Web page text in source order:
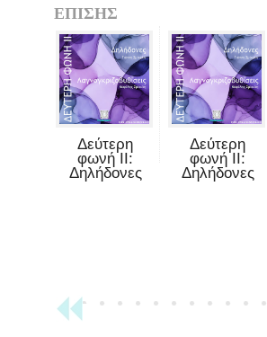
ΕΠΙΣΗΣ
Δεύτερη
φωνή II:
Δηλήδονες
Δεύτερη
φωνή II:
Δηλήδονες